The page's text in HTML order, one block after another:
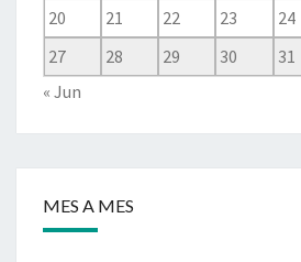
20
21 22 23 24
27
28 29 30
31
« Jun
MES A MES